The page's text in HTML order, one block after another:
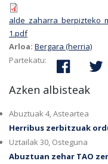
1.pdf
Arloa: Bergara (herria)
Partekatu:
Azken albisteak
Abuztuak 4, Asteartea
Herribus zerbitzuak
Uztailak 30, Osteguna
Abuztuan zehar TAO